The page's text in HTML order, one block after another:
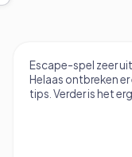
Escape-spel zeer
Helaas ontbreken er
tips. Verder is het